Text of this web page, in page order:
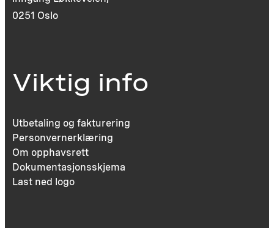
0251 Oslo
Viktig info
Utbetaling og fakturering
Personvernerklæring
Om opphavsrett
Dokumentasjonsskjema
Last ned logo